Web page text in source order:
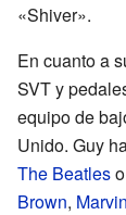
«Shiver».
En cuanto a
SVT y
equipo de
Unido. Guy
The Beatleso
Brown,